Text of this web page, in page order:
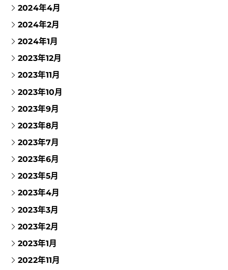
2024年4月
2024年2月
2024年1月
2023年12月
2023年11月
2023年10月
2023年9月
2023年8月
2023年7月
2023年6月
2023年5月
2023年4月
2023年3月
2023年2月
2023年1月
2022年11月